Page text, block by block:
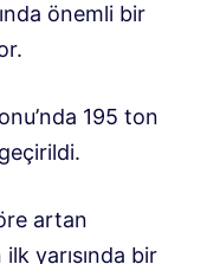
önemli bir
195 ton
artan
yarısında bir